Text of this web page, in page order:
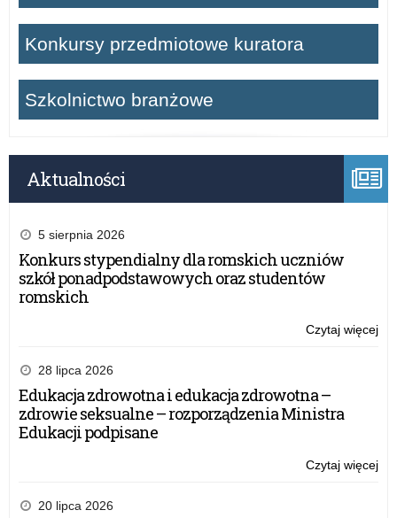
Konkursy przedmiotowe kuratora
Szkolnictwo branżowe
Aktualności
5 sierpnia 2026
Konkurs stypendialny dla romskich uczniów
szkół ponadpodstawowych oraz studentów
romskich
Czytaj więcej
28 lipca 2026
Edukacja zdrowotna i edukacja zdrowotna –
zdrowie seksualne – rozporządzenia Ministra
Edukacji podpisane
Czytaj więcej
20 lipca 2026